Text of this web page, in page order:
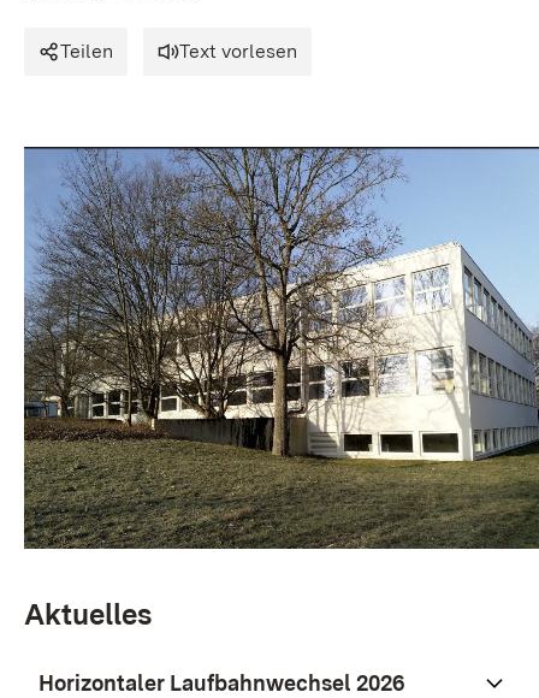
Teilen Text vorlesen
Aktuelles
Horizontaler Laufbahnwechsel 2026